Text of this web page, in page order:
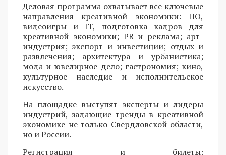
Деловая программа охватывает все ключевые
направления креативной экономики: ПО,
видеоигры и IT, подготовка кадров для
креативной экономики; PR и реклама; арт-
индустрия; экспорт и инвестиции; отдых и
развлечения; архитектура и урбанистика;
мода и ювелирное дело; гастрономия; кино,
культурное наследие и исполнительское
искусство.
На площадке выступят эксперты и лидеры
индустрий, задающие тренды в креативной
экономике не только Свердловской области,
но и России.
Регистрация и билеты: